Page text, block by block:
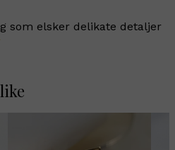
som elsker delikate detaljer